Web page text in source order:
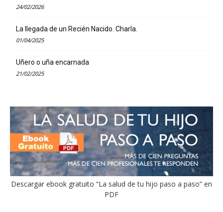
24/02/2026
La llegada de un Recién Nacido. Charla.
01/04/2025
Uñero o uña encarnada
21/02/2025
Descargar ebook gratuito “La salud de tu hijo paso a paso” en
PDF